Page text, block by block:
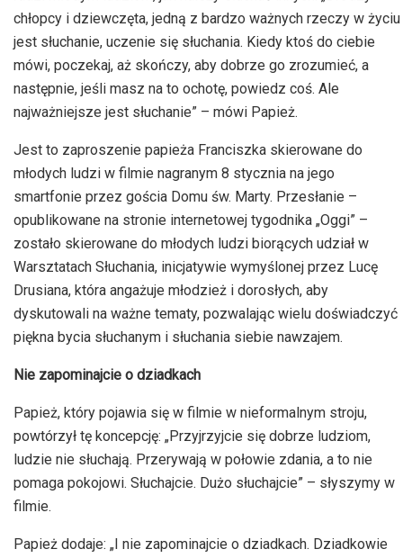
chłopcy i dziewczęta, jedną z bardzo ważnych rzeczy w życiu
jest słuchanie, uczenie się słuchania. Kiedy ktoś do ciebie
mówi, poczekaj, aż skończy, aby dobrze go zrozumieć, a
następnie, jeśli masz na to ochotę, powiedz coś. Ale
najważniejsze jest słuchanie” – mówi Papież.
Jest to zaproszenie papieża Franciszka skierowane do
młodych ludzi w filmie nagranym 8 stycznia na jego
smartfonie przez gościa Domu św. Marty. Przesłanie –
opublikowane na stronie internetowej tygodnika „Oggi” –
zostało skierowane do młodych ludzi biorących udział w
Warsztatach Słuchania, inicjatywie wymyślonej przez Lucę
Drusiana, która angażuje młodzież i dorosłych, aby
dyskutowali na ważne tematy, pozwalając wielu doświadczyć
piękna bycia słuchanym i słuchania siebie nawzajem.
Nie zapominajcie o dziadkach
Papież, który pojawia się w filmie w nieformalnym stroju,
powtórzył tę koncepcję: „Przyjrzyjcie się dobrze ludziom,
ludzie nie słuchają. Przerywają w połowie zdania, a to nie
pomaga pokojowi. Słuchajcie. Dużo słuchajcie” – słyszymy w
filmie.
Papież dodaje: „I nie zapominajcie o dziadkach. Dziadkowie